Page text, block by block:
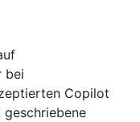
bei
Copilot
geschriebene